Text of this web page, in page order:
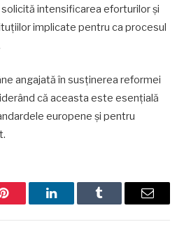
intensificarea eforturilor și
implicate pentru ca procesul
angajată în susținerea reformei
că aceasta este esențială
europene și pentru
Pinterest LinkedInTumblr Email